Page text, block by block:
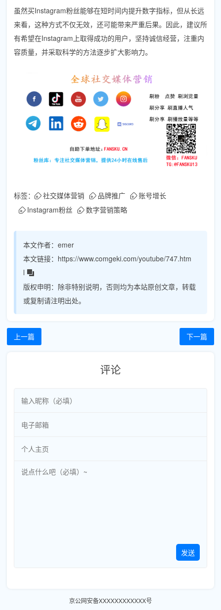
虽然买Instagram粉丝能够在短时间内提升数字指标，但从长远
来看，这种方式不仅无效，还可能带来严重后果。因此，建议所
有希望在Instagram上取得成功的用户，坚持诚信经营，注重内
容质量，并采取科学的方法逐步扩大影响力。
标签： 社交媒体营销 品牌推广
账号增长
Instagram粉丝
数字营销策略
本文作者： emer
本文链接： https://www.comgeki.com/youtube/747.htm
l
版权申明： 除非特别说明，否则均为本站原创文章，转载
或复制请注明出处。
上一篇 下一篇
评论
发送
京公网安备XXXXXXXXXXXX号